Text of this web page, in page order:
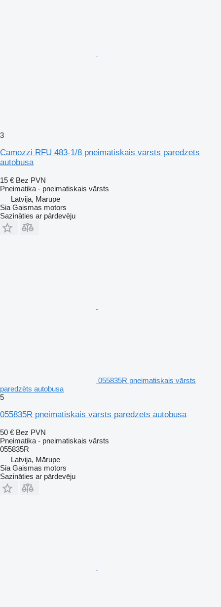
3
Camozzi RFU 483-1/8 pneimatiskais vārsts paredzēts
autobusa
15 € Bez PVN
Pneimatika - pneimatiskais vārsts
Latvija, Mārupe
Sia Gaismas motors
Sazināties ar pārdevēju
055835R pneimatiskais vārsts
paredzēts autobusa
5
055835R pneimatiskais vārsts paredzēts autobusa
50 € Bez PVN
Pneimatika - pneimatiskais vārsts
055835R
Latvija, Mārupe
Sia Gaismas motors
Sazināties ar pārdevēju